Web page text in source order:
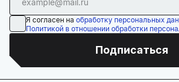
Я согласен на обработку персональных
Политикой в отношении обработки
Подписаться